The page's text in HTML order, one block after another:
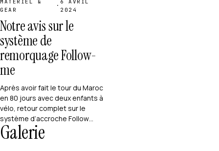
GEAR
·
2024
Notre avis sur le
système de
remorquage Follow-
me
Après avoir fait le tour du Maroc
en 80 jours avec deux enfants à
vélo, retour complet sur le
système d’accroche Follow…
Galerie